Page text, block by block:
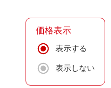
価格表示
表示する
表示しない